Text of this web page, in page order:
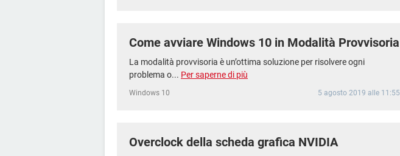
Come avviare Windows 10 in Modalità Provvisoria
La modalità provvisoria è un’ottima soluzione per risolvere ogni
problema o... Per saperne di più
Windows 10 5 agosto 2019 alle 11:55
Overclock della scheda grafica NVIDIA